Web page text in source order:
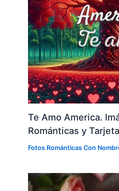
Te Amo America.
Románticas y
Fotos Románticas Con